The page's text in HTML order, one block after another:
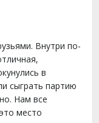
Внутри по-
в
сыграть партию
Нам все
место